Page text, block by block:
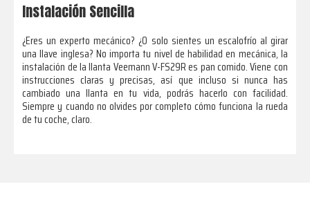
Instalación Sencilla
¿Eres un experto mecánico? ¿O solo sientes un escalofrío al girar
una llave inglesa? No importa tu nivel de habilidad en mecánica, la
instalación de la llanta Veemann V-FS29R es pan comido. Viene con
instrucciones claras y precisas, así que incluso si nunca has
cambiado una llanta en tu vida, podrás hacerlo con facilidad.
Siempre y cuando no olvides por completo cómo funciona la rueda
de tu coche, claro.